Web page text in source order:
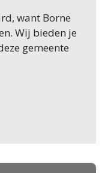
want Borne
Wij bieden je
gemeente